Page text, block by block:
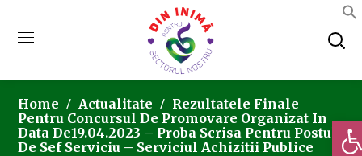
Home Actualitate
Rezultatele Finale
Pentru Concursul De Promovare Organizat In
Data De19.04.2023 – Proba Scrisa Pentru Postul
De Sef Serviciu – Serviciul Achizitii Publice